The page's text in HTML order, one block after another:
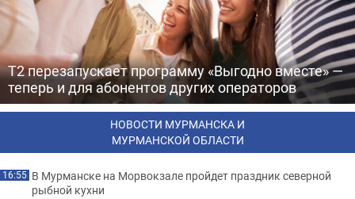
Т2 перезапускает программу «Выгодно вместе» —
теперь и для абонентов других операторов
НОВОСТИ МУРМАНСКА И
МУРМАНСКОЙ ОБЛАСТИ
16:55 В Мурманске на Морвокзале пройдет праздник северной
рыбной кухни